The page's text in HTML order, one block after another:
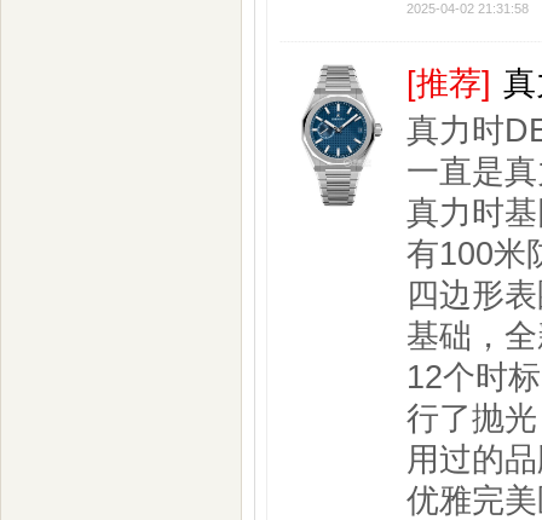
2025-04-02 21:31:58
[推荐]
真力时
一直是
真力时
有100米
四边形
基础，
12个时
行了抛
用过的
优雅完